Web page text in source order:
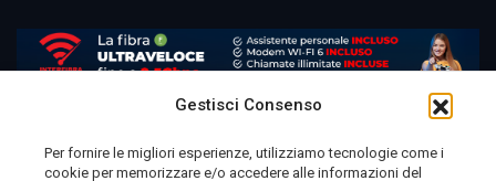
Gestisci Consenso
Per fornire le migliori esperienze, utilizziamo tecnologie come i
cookie per memorizzare e/o accedere alle informazioni del